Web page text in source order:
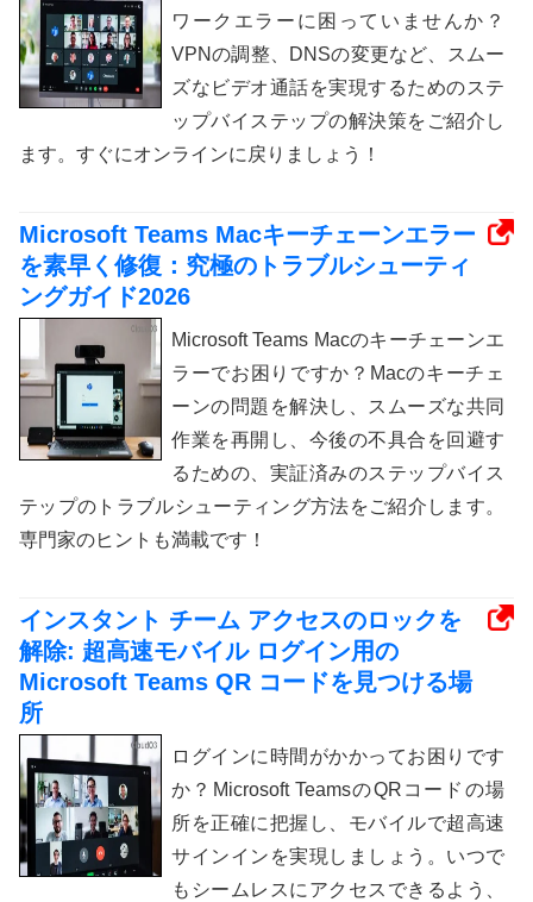
ワークエラーに困っていませんか？
VPNの調整、DNSの変更など、スムー
ズなビデオ通話を実現するためのステ
ップバイステップの解決策をご紹介し
ます。すぐにオンラインに戻りましょう！
Microsoft Teams Macキーチェーンエラー
を素早く修復：究極のトラブルシューティ
ングガイド2026
Microsoft Teams Macのキーチェーンエ
ラーでお困りですか？Macのキーチェ
ーンの問題を解決し、スムーズな共同
作業を再開し、今後の不具合を回避す
るための、実証済みのステップバイス
テップのトラブルシューティング方法をご紹介します。
専門家のヒントも満載です！
インスタント チーム アクセスのロックを
解除: 超高速モバイル ログイン用の
Microsoft Teams QR コードを見つける場
所
ログインに時間がかかってお困りです
か？Microsoft TeamsのQRコードの場
所を正確に把握し、モバイルで超高速
サインインを実現しましょう。いつで
もシームレスにアクセスできるよう、